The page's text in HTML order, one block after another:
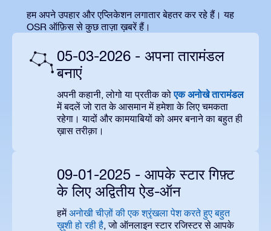
हम अपने उपहार और एप्लिकेशन लगातार बेहतर कर रहे हैं। यह
OSR ऑफ़िस से कुछ ताज़ा ख़बरें हैं।
05-03-2026 - अपना तारामंडल
बनाएं
अपनी कहानी, लोगो या प्रतीक कोएक अनोखे तारामंडल
में बदलें जो रात के आसमान में हमेशा के लिए चमकता
रहेगा। यादों और कामयाबियों को अमर बनाने का बहुत ही
ख़ास तरीक़ा।
09-01-2025 - आपके स्टार गिफ़्ट
के लिए अद्वितीय ऐड-ऑन
हमेंअनोखी चीज़ों की एक श्रृंखला पेश करते हुए बहुत
ख़ुशी हो रही है, जो ऑनलाइन स्टार रजिस्टर से आपके